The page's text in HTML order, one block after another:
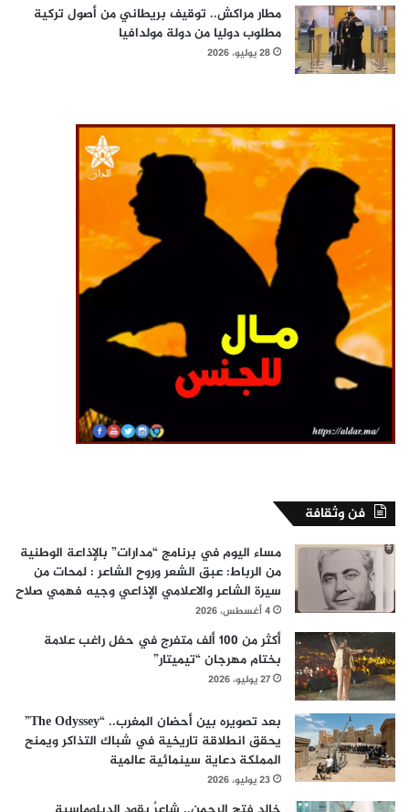
مطار مراكش.. توقيف بريطاني من أصول تركية
مطلوب دوليا من دولة مولدافيا
28 يوليو، 2026
فن وثقافة
مساء اليوم في برنامج “مدارات” بالإذاعة الوطنية
من الرباط: عبق الشعر وروح الشاعر : لمحات من
سيرة الشاعر والاعلامي الإذاعي وجيه فهمي صلاح
4 أغسطس، 2026
أكثر من 100 ألف متفرج في حفل راغب علامة
بختام مهرجان “تيميتار”
27 يوليو، 2026
بعد تصويره بين أحضان المغرب.. “The Odyssey”
يحقق انطلاقة تاريخية في شباك التذاكر ويمنح
المملكة دعاية سينمائية عالمية
23 يوليو، 2026